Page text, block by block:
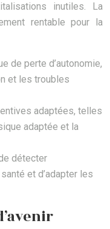
inutiles. La
rentable pour la
de perte d’autonomie,
et les troubles
adaptées, telles
adaptée et la
détecter
et d’adapter les